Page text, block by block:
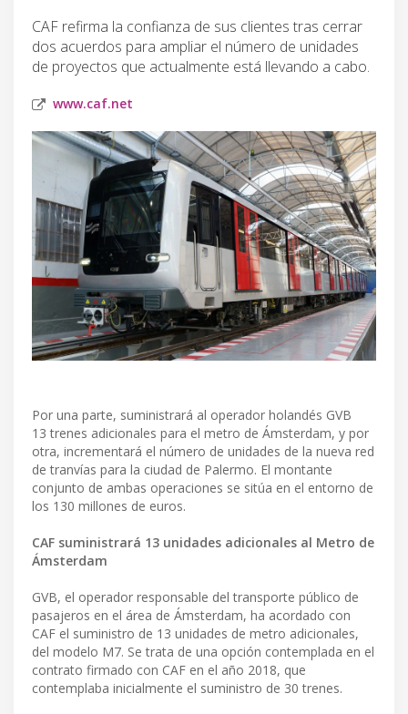
CAF refirma la confianza de sus clientes tras cerrar
dos acuerdos para ampliar el número de unidades
de proyectos que actualmente está llevando a cabo.
www.caf.net
Por una parte, suministrará al operador holandés GVB
13 trenes adicionales para el metro de Ámsterdam, y por
otra, incrementará el número de unidades de la nueva red
de tranvías para la ciudad de Palermo. El montante
conjunto de ambas operaciones se sitúa en el entorno de
los 130 millones de euros.
CAF suministrará 13 unidades adicionales al Metro de
Ámsterdam
GVB, el operador responsable del transporte público de
pasajeros en el área de Ámsterdam, ha acordado con
CAF el suministro de 13 unidades de metro adicionales,
del modelo M7. Se trata de una opción contemplada en el
contrato firmado con CAF en el año 2018, que
contemplaba inicialmente el suministro de 30 trenes.